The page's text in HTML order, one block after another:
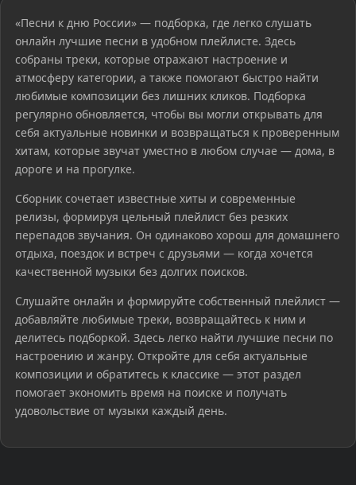
«Песни к дню России» — подборка, где легко слушать
онлайн лучшие песни в удобном плейлисте. Здесь
собраны треки, которые отражают настроение и
атмосферу категории, а также помогают быстро найти
любимые композиции без лишних кликов. Подборка
регулярно обновляется, чтобы вы могли открывать для
себя актуальные новинки и возвращаться к проверенным
хитам, которые звучат уместно в любом случае — дома, в
дороге и на прогулке.
Сборник сочетает известные хиты и современные
релизы, формируя цельный плейлист без резких
перепадов звучания. Он одинаково хорош для домашнего
отдыха, поездок и встреч с друзьями — когда хочется
качественной музыки без долгих поисков.
Слушайте онлайн и формируйте собственный плейлист —
добавляйте любимые треки, возвращайтесь к ним и
делитесь подборкой. Здесь легко найти лучшие песни по
настроению и жанру. Откройте для себя актуальные
композиции и обратитесь к классике — этот раздел
помогает экономить время на поиске и получать
удовольствие от музыки каждый день.